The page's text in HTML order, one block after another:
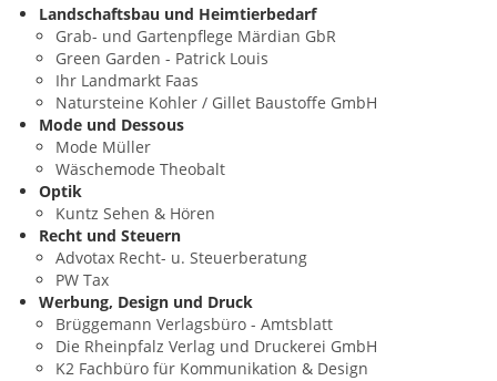
Landschaftsbau und Heimtierbedarf
Grab- und Gartenpflege Märdian GbR
Green Garden - Patrick Louis
Ihr Landmarkt Faas
Natursteine Kohler / Gillet Baustoffe GmbH
Mode und Dessous
Mode Müller
Wäschemode Theobalt
Optik
Kuntz Sehen & Hören
Recht und Steuern
Advotax Recht- u. Steuerberatung
PW Tax
Werbung, Design und Druck
Brüggemann Verlagsbüro - Amtsblatt
Die Rheinpfalz Verlag und Druckerei GmbH
K2 Fachbüro für Kommunikation & Design